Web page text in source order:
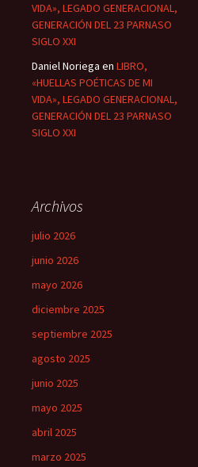
VIDA», LEGADO GENERACIONAL,
GENERACIÓN DEL 23 PARNASO
SIGLO XXI
Daniel Noriega en LIBRO,
«HUELLAS POÉTICAS DE MI
VIDA», LEGADO GENERACIONAL,
GENERACIÓN DEL 23 PARNASO
SIGLO XXI
Archivos
julio 2026
junio 2026
mayo 2026
diciembre 2025
septiembre 2025
agosto 2025
junio 2025
mayo 2025
abril 2025
marzo 2025